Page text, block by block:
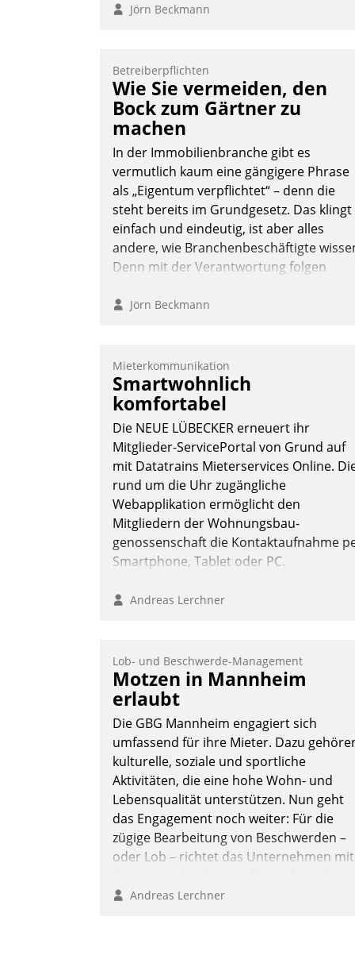
Jörn Beckmann
Betreiberpflichten
Wie Sie vermeiden, den
Bock zum Gärtner zu
machen
In der Immobilienbranche gibt es
vermutlich kaum eine gängigere Phrase
als „Eigentum verpflichtet“ – denn die
steht bereits im Grundgesetz. Das klingt
einfach und eindeutig, ist aber alles
andere, wie Branchenbeschäftigte
Denn mit der Verantwortung folgen
Jörn Beckmann
Mieterkommunikation
Smartwohnlich
komfortabel
Die NEUE LÜBECKER erneuert ihr
Mitglieder-ServicePortal von Grund auf
mit Datatrains Mieterservices Online.
rund um die Uhr zugängliche
Webapplikation ermöglicht den
Mitgliedern der Wohnungs­bau­
genossenschaft die Kontaktaufnahme
Smartphone, Tablet oder PC.
Andreas Lerchner
Lob- und Beschwerde-Management
Motzen in Mannheim
erlaubt
Die GBG Mannheim engagiert sich
umfassend für ihre Mieter. Dazu
kulturelle, soziale und sportliche
Aktivitäten, die eine hohe Wohn- und
Lebensqualität unterstützen. Nun geht
das Engagement noch weiter: Für die
zügige Bearbeitung von Beschwerden –
oder Lob – richtet das Unternehmen mit
Beschwerde-Management einen eigenen
Andreas Lerchner